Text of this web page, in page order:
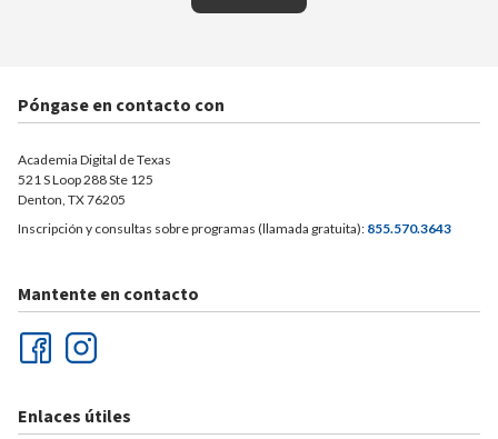
Póngase en contacto con
Academia Digital de Texas
521 S Loop 288 Ste 125
Denton, TX 76205
Inscripción y consultas sobre programas (llamada gratuita): 855.570.3643
Mantente en contacto
Enlaces útiles